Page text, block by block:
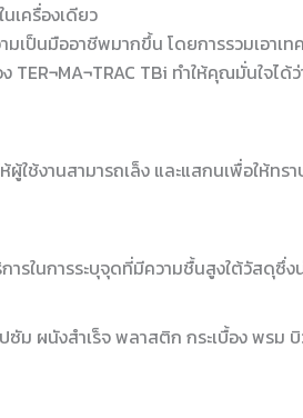
เครื่องเดียว
เป็นมืออาชีพมากขึ้น โดยการรวมเอาเ
TBi ทำให้คุณมั่นใจได้
ใช้งานสามารถเล็ง และแสกนเพื่อให้
รในการระบุจุดที่มีความชื้นสูงใต้วัสดุซึ่ง
นังสำเร็จ พลาสติก กระเบื้อง พรม บิ